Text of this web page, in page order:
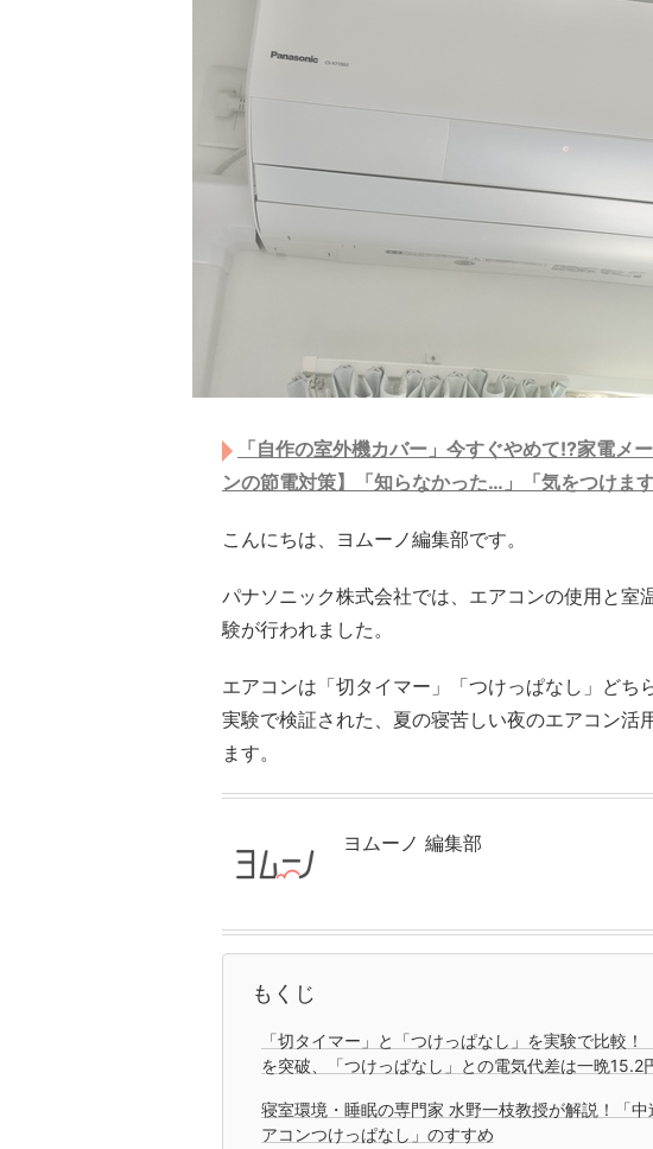
「自作の室外機カバー」今すぐやめて!?家電メ
ンの節電対策】「知らなかった…」「気をつけます
こんにちは、ヨムーノ編集部です。
パナソニック株式会社では、エアコンの使用と室
験が行われました。
エアコンは「切タイマー」「つけっぱなし」どち
実験で検証された、夏の寝苦しい夜のエアコン活
ます。
ヨムーノ 編集部
もくじ
「切タイマー」と「つけっぱなし」を実験で比較
を突破、「つけっぱなし」との電気代差は一晩15.2
寝室環境・睡眠の専門家 水野一枝教授が解説！「
アコンつけっぱなし」のすすめ